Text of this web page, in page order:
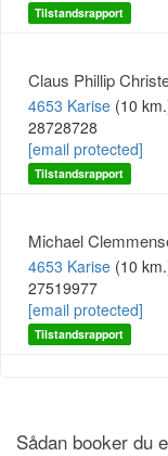
Tilstandsrapport
Claus Phillip
4653 Karise (10
28728728
[email protected]
Tilstandsrapport
Michael
4653 Karise (10
27519977
[email protected]
Tilstandsrapport
Sådan booker du